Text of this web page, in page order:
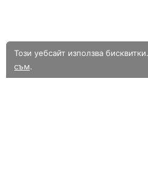
Този уебсайт използва бисквитки.
съм.